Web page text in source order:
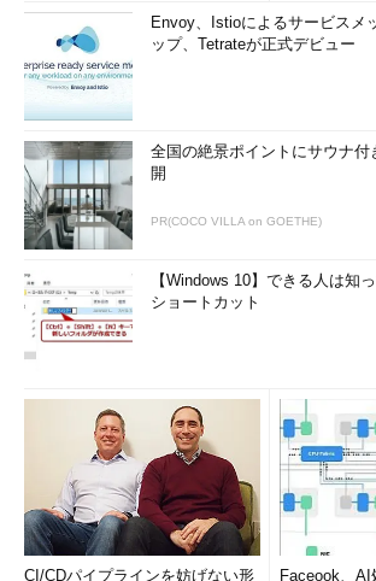
Envoy、Istioによるサービスメ
ップ、Tetrateが正式デビュー
全国の絶景ポイントにサウナ付
開
PR(COCO VILLA on GOETHE)
【Windows 10】できる人は知
ショートカット
CI/CDパイプラインを妨げない形 Faceook、AI